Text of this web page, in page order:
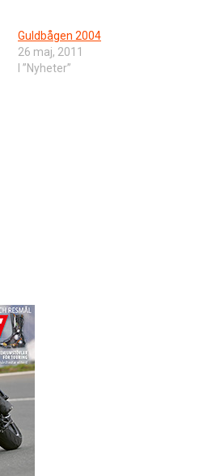
Guldbågen 2004
26 maj, 2011
I ”Nyheter”